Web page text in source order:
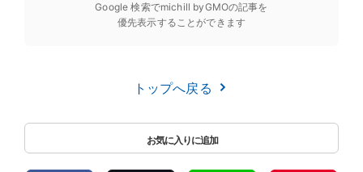
Google 検索でmichill byGMOの記事を
優先表示することができます
トップへ戻る